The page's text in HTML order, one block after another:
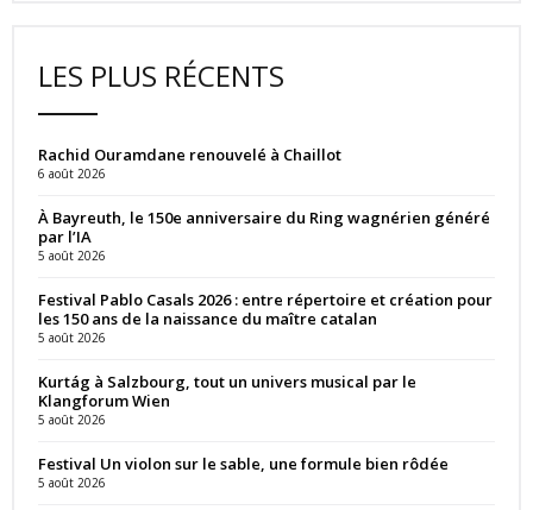
LES PLUS RÉCENTS
Rachid Ouramdane renouvelé à Chaillot
6 août 2026
À Bayreuth, le 150e anniversaire du Ring wagnérien généré
par l’IA
5 août 2026
Festival Pablo Casals 2026 : entre répertoire et création pour
les 150 ans de la naissance du maître catalan
5 août 2026
Kurtág à Salzbourg, tout un univers musical par le
Klangforum Wien
5 août 2026
Festival Un violon sur le sable, une formule bien rôdée
5 août 2026